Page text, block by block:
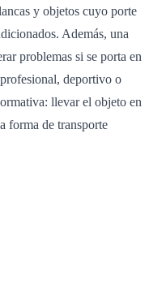
y objetos cuyo porte
Además, una
problemas si se porta en
deportivo o
llevar el objeto en
forma de transporte